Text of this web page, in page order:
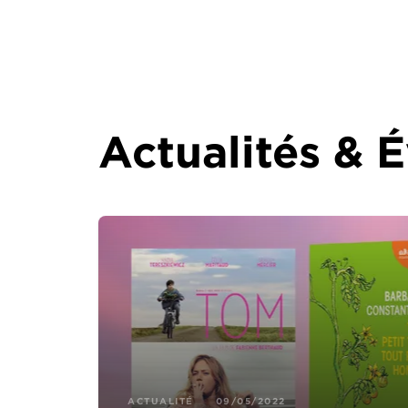
Actualités &
ACTUALITÉ 09/05/2022